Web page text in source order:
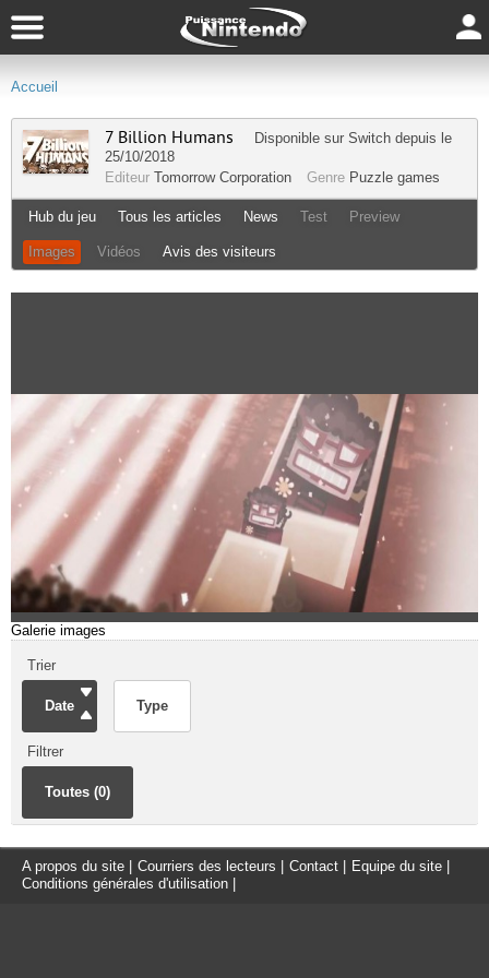
Accueil
7 Billion Humans Disponible sur Switch depuis le
25/10/2018
Editeur Tomorrow Corporation Genre Puzzle games
Hub du jeu Tous les articles News Test Preview
Images Vidéos Avis des visiteurs
Galerie images
Trier
Date Type
Filtrer
Toutes (0)
A propos du site Courriers des lecteurs Contact Equipe du site
Conditions générales d'utilisation